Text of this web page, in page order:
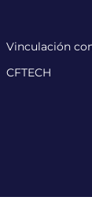
Vinculación
CFTECH